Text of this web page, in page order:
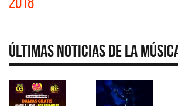
Últimas Noticias de la